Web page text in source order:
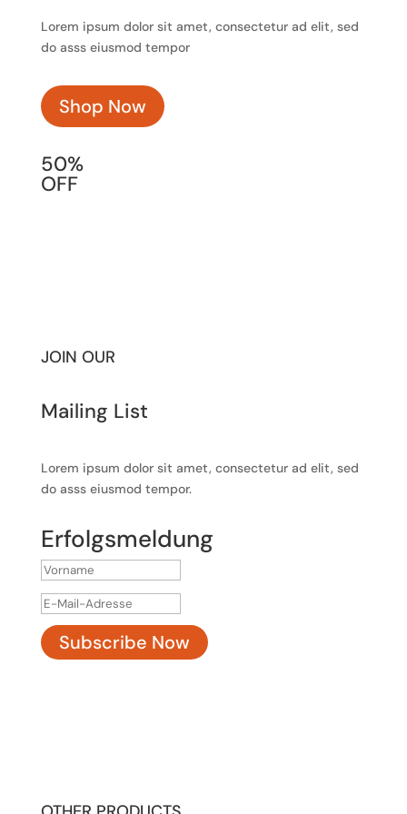
Lorem ipsum dolor sit amet, consectetur ad elit, sed
do asss eiusmod tempor
Shop Now
50%
OFF
JOIN OUR
Mailing List
Lorem ipsum dolor sit amet, consectetur ad elit, sed
do asss eiusmod tempor.
Erfolgsmeldung
Subscribe Now